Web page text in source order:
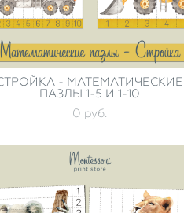
- МАТЕМАТИЧЕСКИЕ
ПАЗЛЫ 1-5 И 1-10
0 pуб.